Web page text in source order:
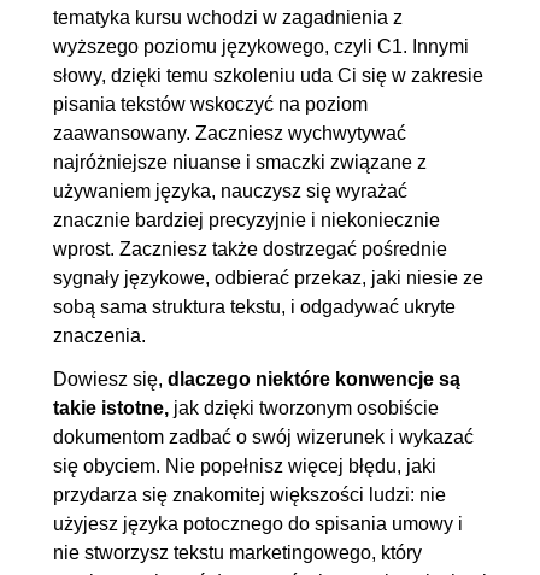
tematyka kursu wchodzi w zagadnienia z
wyższego poziomu językowego, czyli C1. Innymi
słowy, dzięki temu szkoleniu uda Ci się w zakresie
pisania tekstów wskoczyć na poziom
zaawansowany. Zaczniesz wychwytywać
najróżniejsze niuanse i smaczki związane z
używaniem języka, nauczysz się wyrażać
znacznie bardziej precyzyjnie i niekoniecznie
wprost. Zaczniesz także dostrzegać pośrednie
sygnały językowe, odbierać przekaz, jaki niesie ze
sobą sama struktura tekstu, i odgadywać ukryte
znaczenia.
Dowiesz się, dlaczego niektóre konwencje są
takie istotne, jak dzięki tworzonym osobiście
dokumentom zadbać o swój wizerunek i wykazać
się obyciem. Nie popełnisz więcej błędu, jaki
przydarza się znakomitej większości ludzi: nie
użyjesz języka potocznego do spisania umowy i
nie stworzysz tekstu marketingowego, który